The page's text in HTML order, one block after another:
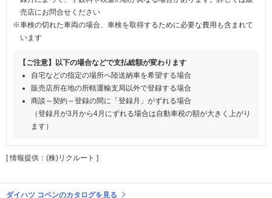
売店にお問合せください
※車検の切れた車両の場合、車検を取得するために必要な費用も含まれて
います
【ご注意】以下の場合などで支払総額が変わります
自宅などの指定の場所へ陸送納車を希望する場合
販売店所在地の所轄運輸支局以外で登録する場合
商談～契約～登録の間に「登録月」がずれる場合
（登録月が3月から4月にずれる場合は自動車税の額が大きく上がり
ます）
[ 情報提供：(株)リクルート ]
ダイハツ コペンのカタログを見る